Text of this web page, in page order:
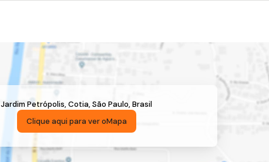
Jardim Petrópolis, Cotia, São Paulo, Brasil
Clique aqui para ver oMapa